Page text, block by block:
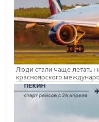
Люди стали чаще летать
красноярского